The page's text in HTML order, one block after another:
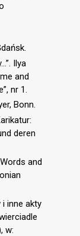
Ilya
and
nr 1.
Bonn.
deren
and
inne akty
w: